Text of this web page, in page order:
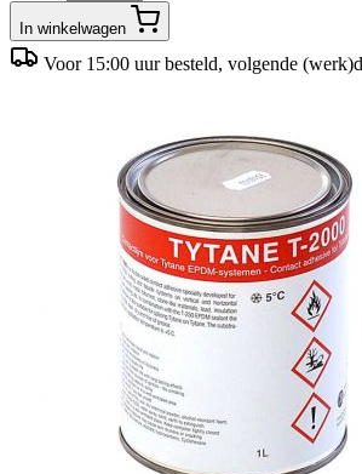
In winkelwagen
Voor 15:00 uur besteld, volgende